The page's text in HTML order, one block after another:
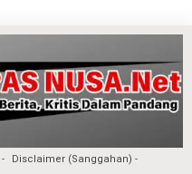
Disclaimer (Sanggahan)